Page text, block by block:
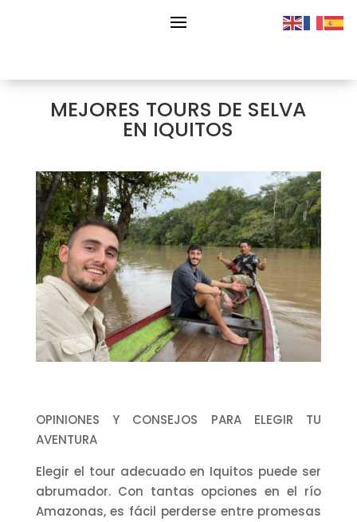
MEJORES TOURS DE SELVA
EN IQUITOS
OPINIONES Y CONSEJOS PARA ELEGIR TU
AVENTURA
Elegir el tour adecuado en Iquitos puede ser
abrumador. Con tantas opciones en el río
Amazonas, es fácil perderse entre promesas